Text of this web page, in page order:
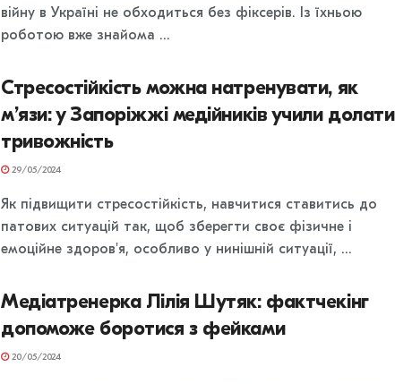
війну в Україні не обходиться без фіксерів. Із їхньою
роботою вже знайома ...
Стресостійкість можна натренувати, як
м’язи: у Запоріжжі медійників учили долати
тривожність
29/05/2024
Як підвищити стресостійкість, навчитися ставитись до
патових ситуацій так, щоб зберегти своє фізичне і
емоційне здоров'я, особливо у нинішній ситуації, ...
Медіатренерка Лілія Шутяк: фактчекінг
допоможе боротися з фейками
20/05/2024